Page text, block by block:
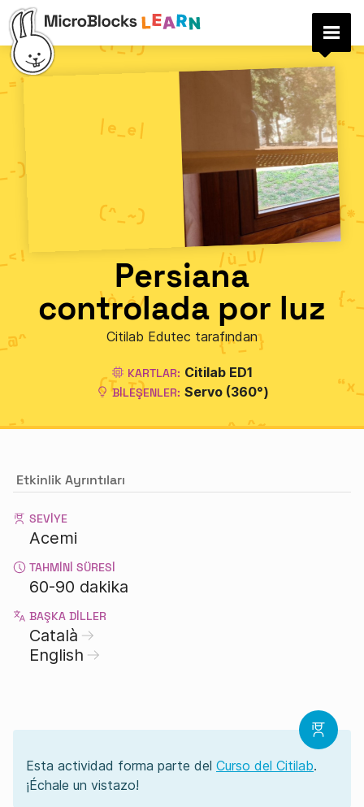
Persiana
controlada por luz
Citilab Edutec tarafından
KARTLAR: Citilab ED1
BILEŞENLER: Servo (360°)
Etkinlik Ayrıntıları
SEVIYE
Acemi
TAHMINI SÜRESI
60-90 dakika
BAŞKA DILLER
Català
English
Esta actividad forma parte del Curso del Citilab.
¡Échale un vistazo!